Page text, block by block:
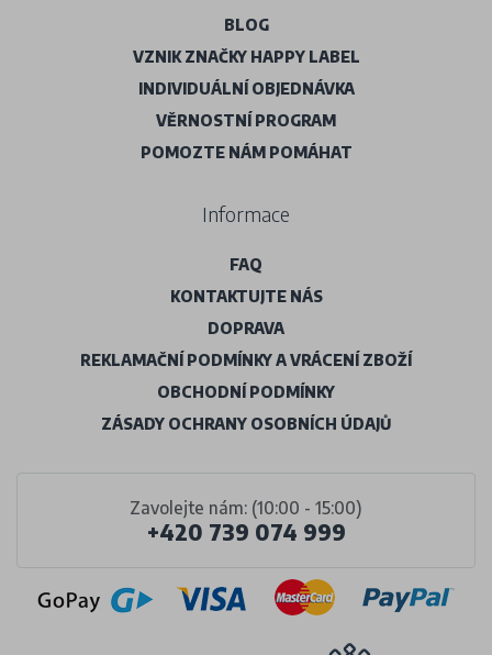
Zavolejte nám: (10:00 - 15:00)
+420 739 074 999
BLOG
VZNIK ZNAČKY HAPPY LABEL
INDIVIDUÁLNÍ OBJEDNÁVKA
VĚRNOSTNÍ PROGRAM
POMOZTE NÁM POMÁHAT
Informace
FAQ
KONTAKTUJTE NÁS
DOPRAVA
REKLAMAČNÍ PODMÍNKY A VRÁCENÍ ZBOŽÍ
OBCHODNÍ PODMÍNKY
ZÁSADY OCHRANY OSOBNÍCH ÚDAJŮ